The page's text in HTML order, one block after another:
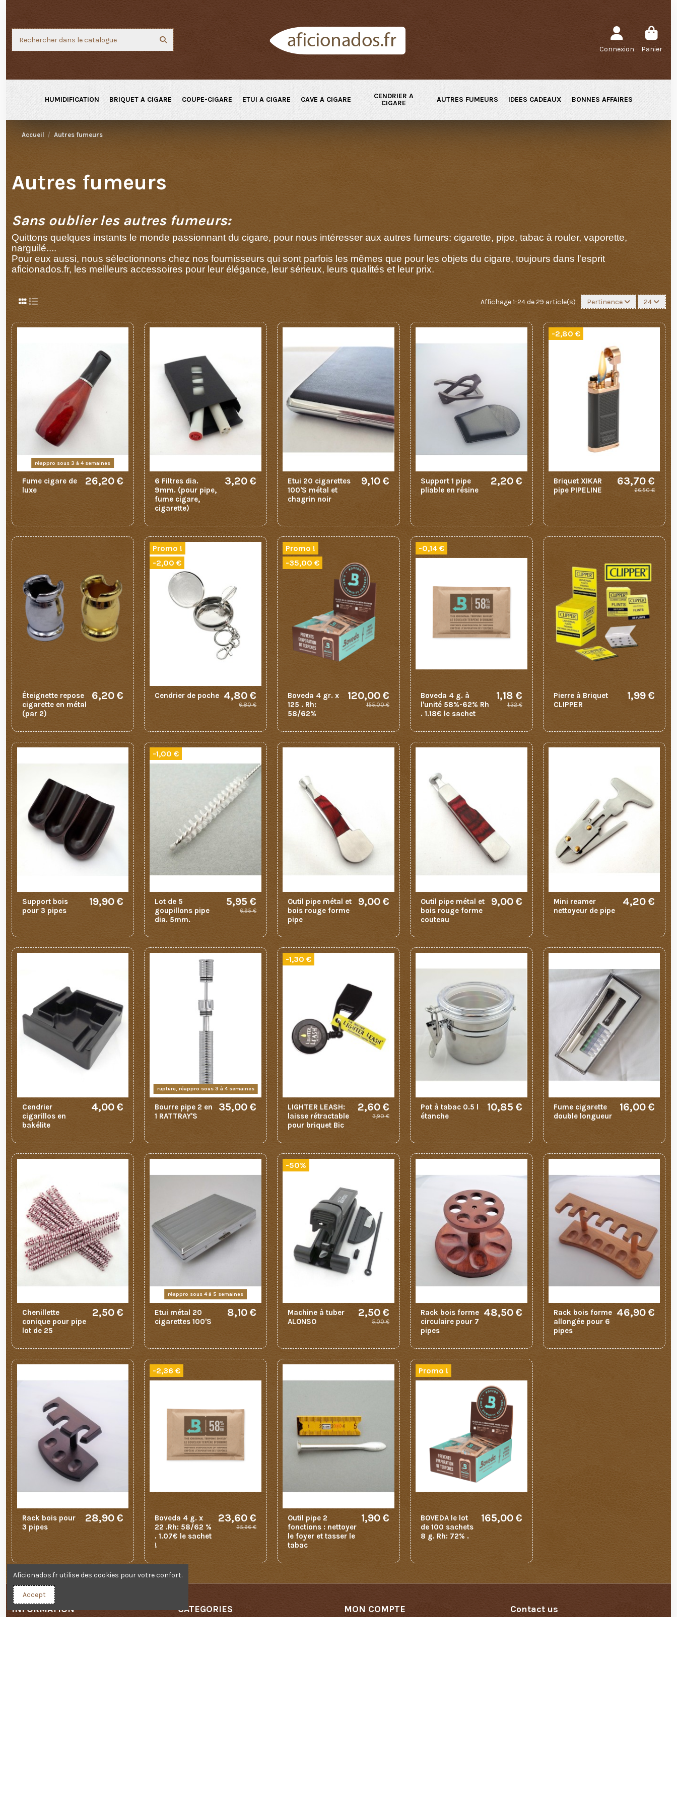
Connexion Panier
HUMIDIFICATION BRIQUET A CIGARE COUPE-CIGARE ETUI A CIGARE CAVE A CIGARE
CENDRIER A
CIGARE
AUTRES FUMEURS IDEES CADEAUX BONNES AFFAIRES
Accueil Autres fumeurs
Autres fumeurs
Sans oublier les autres fumeurs:
Quittons quelques instants le monde passionnant du cigare, pour nous intéresser aux autres fumeurs: cigarette, pipe, tabac à rouler, vaporette,
narguilé....
Pour eux aussi, nous sélectionnons chez nos fournisseurs qui sont parfois les mêmes que pour les objets du cigare, toujours dans l'esprit
aficionados.fr, les meilleurs accessoires pour leur élégance, leur sérieux, leurs qualités et leur prix.
Affichage 1-24 de 29 article(s) Pertinence 24
réappro sous 3 à 4 semaines
Fume cigare de
luxe
26,20 €
6 Filtres dia.
9mm. (pour pipe,
fume cigare,
cigarette)
3,20 €
Etui 20 cigarettes
100'S métal et
chagrin noir
9,10 €
Support 1 pipe
pliable en résine
2,20 €
-2,80 €
Briquet XIKAR
pipe PIPELINE
63,70 €
66,50 €
Éteignette repose
cigarette en métal
(par 2)
6,20 €
Promo !
-2,00 €
Cendrier de poche 4,80 €
6,80 €
Promo !
-35,00 €
Boveda 4 gr. x
125 . Rh:
58/62%
120,00 €
155,00 €
-0,14 €
Boveda 4 g. à
l'unité 58%-62% Rh
. 1.18€ le sachet
1,18 €
1,32 €
Pierre à Briquet
CLIPPER
1,99 €
Support bois
pour 3 pipes
19,90 €
-1,00 €
Lot de 5
goupillons pipe
dia. 5mm.
5,95 €
6,95 €
Outil pipe métal et
bois rouge forme
pipe
9,00 €
Outil pipe métal et
bois rouge forme
couteau
9,00 €
Mini reamer
nettoyeur de pipe
4,20 €
Cendrier
cigarillos en
bakélite
4,00 €
rupture, réappro sous 3 à 4 semaines
Bourre pipe 2 en
1 RATTRAY'S
35,00 €
-1,30 €
LIGHTER LEASH:
laisse rétractable
pour briquet Bic
2,60 €
3,90 €
Pot à tabac 0.5 l
étanche
10,85 €
Fume cigarette
double longueur
16,00 €
Chenillette
conique pour pipe
lot de 25
2,50 €
réappro sous 4 à 5 semaines
Etui métal 20
cigarettes 100'S
8,10 €
-50%
Machine à tuber
ALONSO
2,50 €
5,00 €
Rack bois forme
circulaire pour 7
pipes
48,50 €
Rack bois forme
allongée pour 6
pipes
46,90 €
Rack bois pour
3 pipes
28,90 €
-2,36 €
Boveda 4 g. x
22 .Rh: 58/62 %
. 1.07€ le sachet
!
23,60 €
25,96 €
Outil pipe 2
fonctions : nettoyer
le foyer et tasser le
tabac
1,90 €
Promo !
BOVEDA le lot
de 100 sachets
8 g. Rh: 72% .
165,00 €
INFORMATION CATEGORIES MON COMPTE Contact us
Aficionados.fr utilise des cookies pour votre confort.
Accept